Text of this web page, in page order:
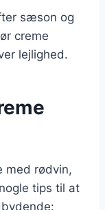
sæson og
creme
lejlighed.
med rødvin,
tips til at